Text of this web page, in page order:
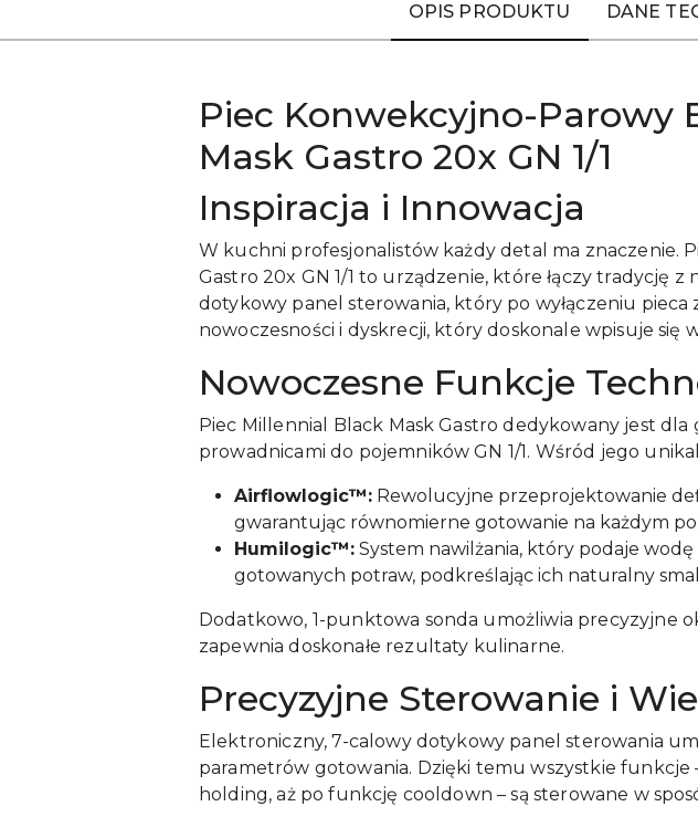
OPIS PRODUKTU DANE
Piec Konwekcyjno-Parowy
Mask Gastro 20x GN 1/1
Inspiracja i Innowacja
W kuchni profesjonalistów każdy detal ma znaczenie.
Gastro 20x GN 1/1 to urządzenie, które łączy tradycję
dotykowy panel sterowania, który po wyłączeniu
nowoczesności i dyskrecji, który doskonale wpisuje się
Nowoczesne Funkcje
Piec Millennial Black Mask Gastro dedykowany jest
prowadnicami do pojemników GN 1/1. Wśród jego
Airflowlogic™: Rewolucyjne przeprojektowanie
gwarantując równomierne gotowanie na każdym
Humilogic™: System nawilżania, który podaje
gotowanych potraw, podkreślając ich naturalny
Dodatkowo, 1-punktowa sonda umożliwia
zapewnia doskonałe rezultaty kulinarne.
Precyzyjne Sterowanie i
Elektroniczny, 7-calowy dotykowy panel sterowania
parametrów gotowania. Dzięki temu wszystkie
holding, aż po funkcję cooldown – są sterowane w